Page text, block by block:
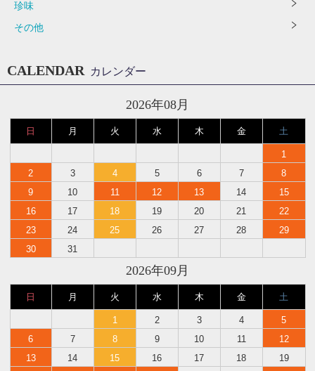
珍味
その他
CALENDAR カレンダー
2026年08月
日 月 火 水 木 金 土
1
2
3 4 5 6 7
8
9
10 11 12 13 14
15
16
17 18 19 20 21
22
23
24 25 26 27 28
29
30
31
2026年09月
日 月 火 水 木 金 土
1 2 3 4
5
6
7 8 9 10 11
12
13
14 15 16 17 18
19